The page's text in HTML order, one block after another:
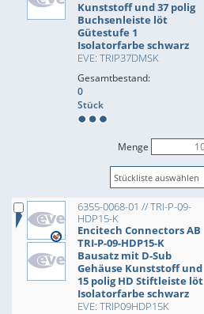
Kunststoff und 37 polig
Buchsenleiste löt
Gütestufe 1
Isolatorfarbe schwarz
EVE: TRIP37DMSK
Gesamtbestand:
0
Stück
Menge
6355-0068-01 // TRI-P-09-
HDP15-K
Encitech Connectors AB
TRI-P-09-HDP15-K
Bausatz mit D-Sub
Gehäuse Kunststoff und
15 polig HD Stiftleiste löt
Isolatorfarbe schwarz
EVE: TRIP09HDP15K